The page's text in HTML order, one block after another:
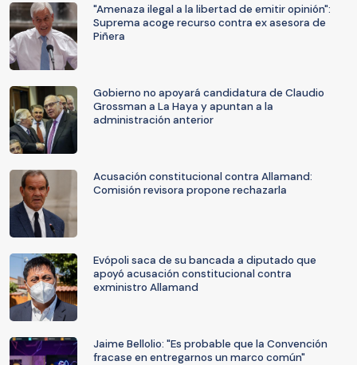
"Amenaza ilegal a la libertad de emitir opinión":
Suprema acoge recurso contra ex asesora de
Piñera
Gobierno no apoyará candidatura de Claudio
Grossman a La Haya y apuntan a la
administración anterior
Acusación constitucional contra Allamand:
Comisión revisora propone rechazarla
Evópoli saca de su bancada a diputado que
apoyó acusación constitucional contra
exministro Allamand
Jaime Bellolio: "Es probable que la Convención
fracase en entregarnos un marco común"